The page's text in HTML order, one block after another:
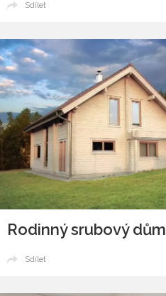
Sdílet
Rodinný srubový dům
Sdílet